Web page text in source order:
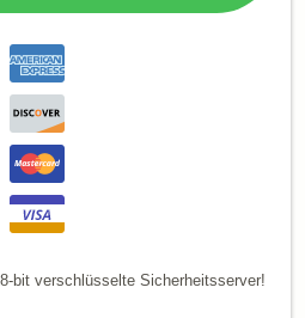
bit verschlüsselte Sicherheitsserver!